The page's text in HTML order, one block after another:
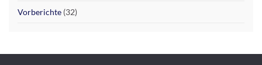
Vorberichte (32)